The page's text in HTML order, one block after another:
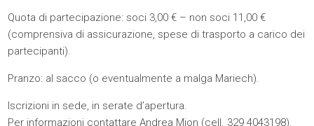
Quota di partecipazione: soci 3,00 € – non soci 11,00 €
(comprensiva di assicurazione, spese di trasporto a carico dei
partecipanti).
Pranzo: al sacco (o eventualmente a malga Mariech).
Iscrizioni in sede, in serate d’apertura.
Per informazioni contattare Andrea Mion (cell. 329 4043198).